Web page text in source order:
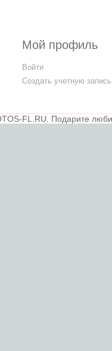
Мой профиль
Войти
Создать учетную запись
FL.RU. Подарите